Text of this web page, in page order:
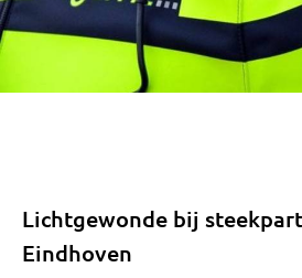
Lichtgewonde bij
Eindhoven